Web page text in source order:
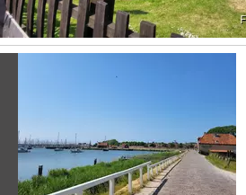
Vorige